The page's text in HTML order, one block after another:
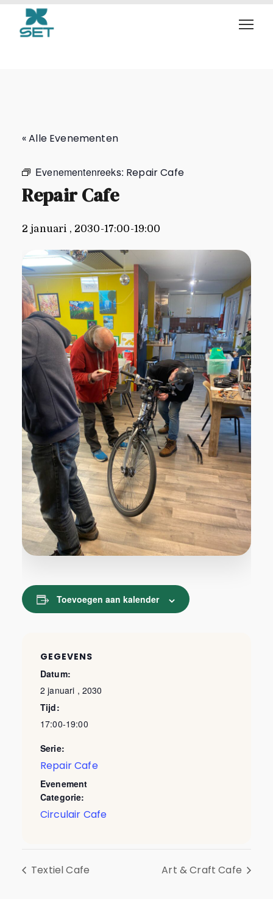
Repair Cafe
« Alle Evenementen
Evenementenreeks: Repair Cafe
Repair Cafe
2 januari , 2030-17:00-19:00
Toevoegen aan kalender
GEGEVENS
Datum:
2 januari , 2030
Tijd:
17:00-19:00
Serie:
Repair Cafe
Evenement
Categorie:
Circulair Cafe
Textiel Cafe Art & Craft Cafe